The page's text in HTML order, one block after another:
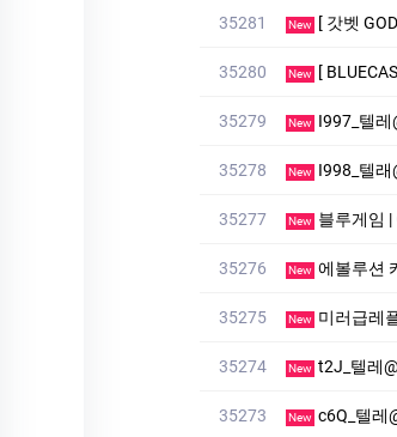
35281 New [ 갓벳
35280 New [
35279 New I997_텔
35278 New I998_텔래
35277 New 블루게­임
35276 New 에볼루션
35275 New 미러급레플
35274 New t2J_텔레
35273 New c6Q_텔레